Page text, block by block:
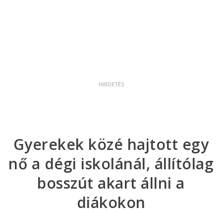
Gyerekek közé hajtott egy
nő a dégi iskolánál, állítólag
bosszút akart állni a
diákokon